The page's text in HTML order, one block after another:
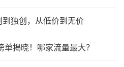
独创，从低价到无价
揭晓！哪家流量最大？